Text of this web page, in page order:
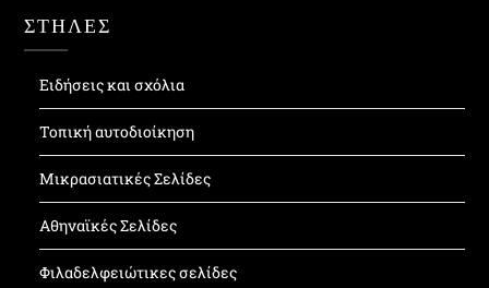
ΣΤΗΛΕΣ
Ειδήσεις και σχόλια
Τοπική αυτοδιοίκηση
Μικρασιατικές Σελίδες
Αθηναϊκές Σελίδες
Φιλαδελφειώτικες σελίδες